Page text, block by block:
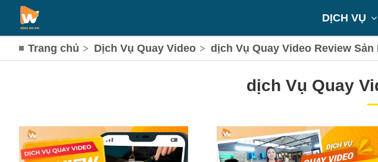
DỊCH VỤ 
Trang chủ Dịch Vụ Quay Video dịch Vụ Quay Video Review Sản
dịch Vụ Quay